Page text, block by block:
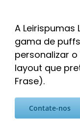
A
gama de
personalizar
layout que
Frase).
Contate-nos